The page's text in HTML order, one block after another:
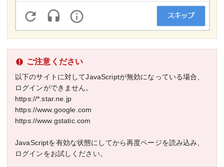
ご注意ください
以下のサイトに対してJavaScriptが無効になっている場合、
ログインができません。
https://*.star.ne.jp
https://www.google.com
https://www.gstatic.com
JavaScriptを有効な状態にしてから再度ページを読み込み、
ログインをお試しください。